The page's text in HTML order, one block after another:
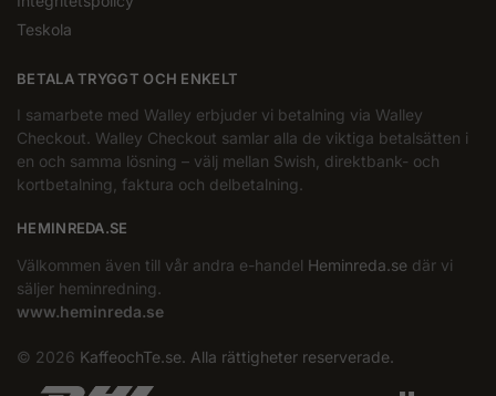
Teskola
BETALA TRYGGT OCH ENKELT
I samarbete med Walley erbjuder vi betalning via Walley
Checkout. Walley Checkout samlar alla de viktiga betalsätten i
en och samma lösning – välj mellan Swish, direktbank- och
kortbetalning, faktura och delbetalning.
HEMINREDA.SE
Välkommen även till vår andra e-handel Heminreda.se där vi
säljer heminredning.
www.heminreda.se
© 2026 KaffeochTe.se. Alla rättigheter reserverade.